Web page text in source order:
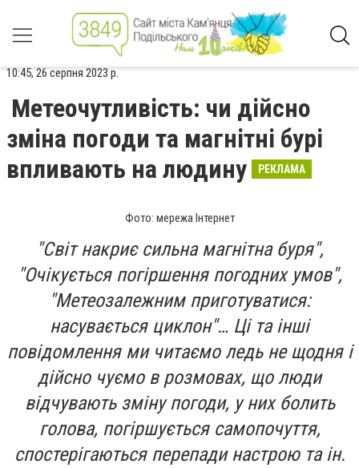
10:45, 26 серпня 2023 р.
Метеочутливість: чи дійсно
зміна погоди та магнітні бурі
впливають на людину
РЕКЛАМА
Фото: мережа Інтернет
"Світ накриє сильна магнітна буря",
"Очікується погіршення погодних умов",
"Метеозалежним приготуватися:
насувається циклон"… Ці та інші
повідомлення ми читаємо ледь не щодня і
дійсно чуємо в розмовах, що люди
відчувають зміну погоди, у них болить
голова, погіршується самопочуття,
спостерігаються перепади настрою та ін.